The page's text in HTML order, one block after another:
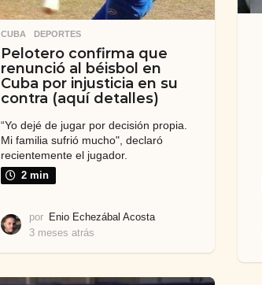
CUBA ,DEPORTES
Pelotero confirma que
renunció al béisbol en
Cuba por injusticia en su
contra (aquí detalles)
“Yo dejé de jugar por decisión propia.
Mi familia sufrió mucho", declaró
recientemente el jugador.
2 min
por Enio Echezábal Acosta
3 meses atrás
s